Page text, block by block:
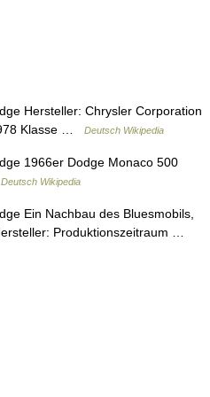
Hersteller: Chrysler Corporation
Klasse …
Deutsch Wikipedia
1966er Dodge Monaco 500
Deutsch Wikipedia
Ein Nachbau des Bluesmobils,
Produktionszeitraum …